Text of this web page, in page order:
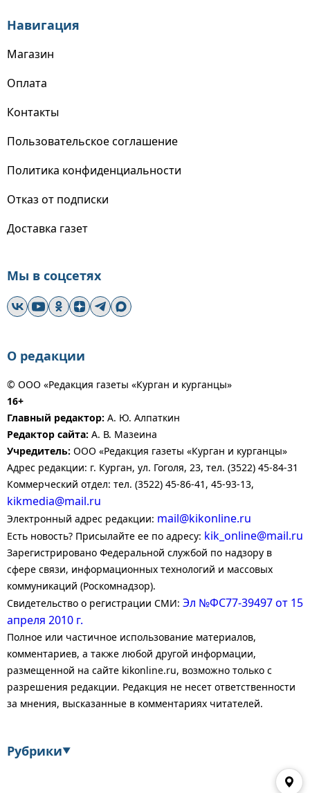
Навигация
Магазин
Оплата
Контакты
Пользовательское соглашение
Политика конфиденциальности
Отказ от подписки
Доставка газет
Мы в соцсетях
О редакции
© ООО «Редакция газеты «Курган и курганцы»
16+
Главный редактор: А. Ю. Алпаткин
Редактор сайта: А. В. Мазеина
Учредитель: ООО «Редакция газеты «Курган и курганцы»
Адрес редакции: г. Курган, ул. Гоголя, 23, тел. (3522) 45-84-31
Коммерческий отдел: тел. (3522) 45-86-41, 45-93-13,
kikmedia@mail.ru
Электронный адрес редакции: mail@kikonline.ru
Есть новость? Присылайте ее по адресу: kik_online@mail.ru
Зарегистрировано Федеральной службой по надзору в
сфере связи, информационных технологий и массовых
коммуникаций (Роскомнадзор).
Свидетельство о регистрации СМИ: Эл №ФС77-39497 от 15
апреля 2010 г.
Полное или частичное использование материалов,
комментариев, а также любой другой информации,
размещенной на сайте kikonline.ru, возможно только с
разрешения редакции. Редакция не несет ответственности
за мнения, высказанные в комментариях читателей.
Рубрики▼